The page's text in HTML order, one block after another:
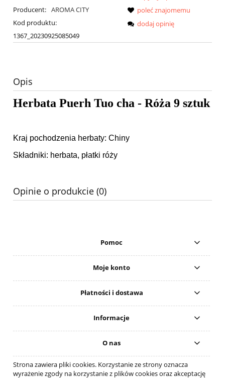
Producent: AROMA CITY
Kod produktu:
1367_20230925085049
poleć znajomemu
dodaj opinię
Opis
Herbata Puerh Tuo cha - Róża 9 sztuk
Kraj pochodzenia herbaty: Chiny
Składniki: herbata, płatki róży
Opinie o produkcie (0)
Pomoc
Moje konto
Płatności i dostawa
Informacje
O nas
Strona zawiera pliki cookies. Korzystanie ze strony oznacza
wyrażenie zgody na korzystanie z plików cookies oraz akceptację